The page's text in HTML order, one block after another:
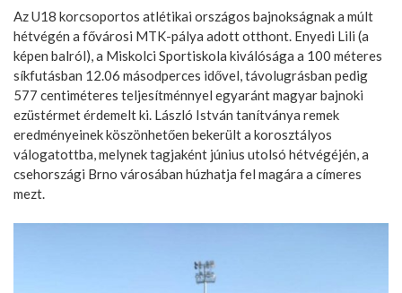
Az U18 korcsoportos atlétikai országos bajnokságnak a múlt
hétvégén a fővárosi MTK-pálya adott otthont. Enyedi Lili (a
képen balról), a Miskolci Sportiskola kiválósága a 100 méteres
síkfutásban 12.06 másodperces idővel, távolugrásban pedig
577 centiméteres teljesítménnyel egyaránt magyar bajnoki
ezüstérmet érdemelt ki. László István tanítványa remek
eredményeinek köszönhetően bekerült a korosztályos
válogatottba, melynek tagjaként június utolsó hétvégéjén, a
csehországi Brno városában húzhatja fel magára a címeres
mezt.